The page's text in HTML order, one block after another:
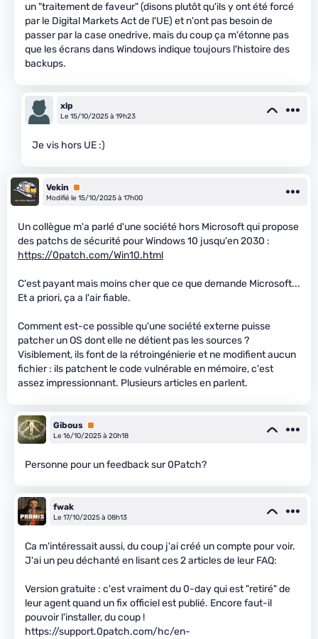
un "traitement de faveur" (disons plutôt qu'ils y ont été forcé
par le Digital Markets Act de l'UE) et n'ont pas besoin de
passer par la case onedrive, mais du coup ça m'étonne pas
que les écrans dans Windows indique toujours l'histoire des
backups.
xlp
Le 15/10/2025 à 19h23
Je vis hors UE :)
Vekin
Premium
Modifié le 15/10/2025 à 17h00
Un collègue m'a parlé d'une société hors Microsoft qui propose
des patchs de sécurité pour Windows 10 jusqu'en 2030 :
https://0patch.com/Win10.html
C'est payant mais moins cher que ce que demande Microsoft...
Et a priori, ça a l'air fiable.
Comment est-ce possible qu'une société externe puisse
patcher un OS dont elle ne détient pas les sources ?
Visiblement, ils font de la rétroingénierie et ne modifient aucun
fichier : ils patchent le code vulnérable en mémoire, c'est
assez impressionnant. Plusieurs articles en parlent.
Gibous Premium
Le 16/10/2025 à 20h18
Personne pour un feedback sur 0Patch?
fwak
Le 17/10/2025 à 08h13
Ca m'intéressait aussi, du coup j'ai créé un compte pour voir.
J'ai un peu déchanté en lisant ces 2 articles de leur FAQ:
Version gratuite : c'est vraiment du 0-day qui est "retiré" de
leur agent quand un fix officiel est publié. Encore faut-il
pouvoir l'installer, du coup !
https://support.0patch.com/hc/en-